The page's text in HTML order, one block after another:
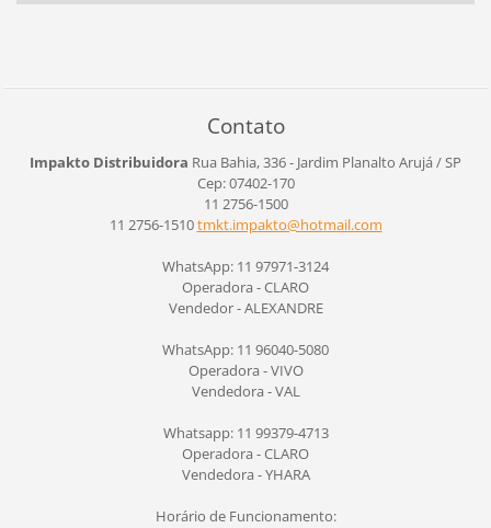
Contato
Impakto Distribuidora Rua Bahia, 336 - Jardim Planalto Arujá / SP
Cep: 07402-170
11 2756-1500
11 2756-1510tmkt.impakto@hotmail.com
WhatsApp: 11 97971-3124
Operadora - CLARO
Vendedor - ALEXANDRE
WhatsApp: 11 96040-5080
Operadora - VIVO
Vendedora - VAL
Whatsapp: 11 99379-4713
Operadora - CLARO
Vendedora - YHARA
Horário de Funcionamento: